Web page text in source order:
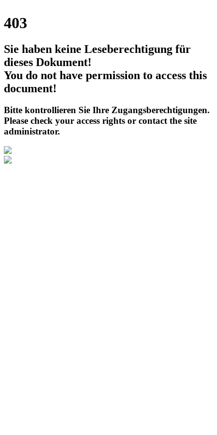
403
Sie haben keine Leseberechtigung für
dieses Dokument!
You do not have permission to access this
document!
Bitte kontrollieren Sie Ihre Zugangsberechtigungen.
Please check your access rights or contact the site
administrator.